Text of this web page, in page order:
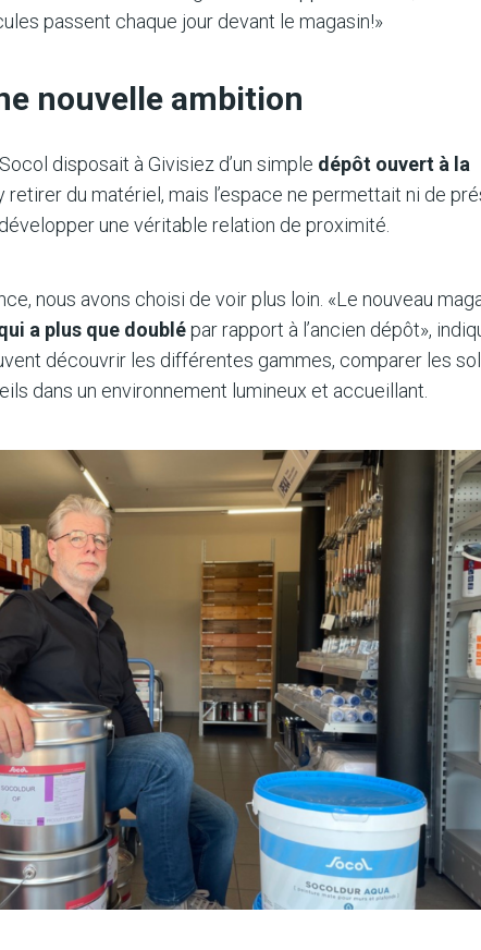
passent chaque jour devant le magasin!»
nouvelle ambition
disposait à Givisiez d’un simple dépôt ouvert à la
retirer du matériel, mais l’espace ne permettait ni de
une véritable relation de proximité.
nous avons choisi de voir plus loin. «Le nouveau
a plus que doublépar rapport à l’ancien dépôt»,
découvrir les différentes gammes, comparer les
dans un environnement lumineux et accueillant.